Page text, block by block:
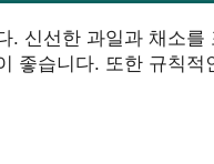
신선한 과일과 채소를
좋습니다. 또한 규칙적